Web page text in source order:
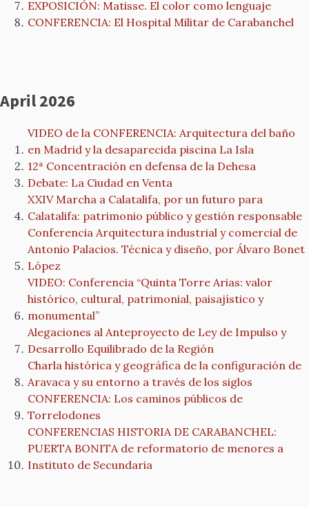
EXPOSICIÓN: Matisse. El color como lenguaje
CONFERENCIA: El Hospital Militar de Carabanchel
April 2026
VIDEO de la CONFERENCIA: Arquitectura del baño
en Madrid y la desaparecida piscina La Isla
12ª Concentración en defensa de la Dehesa
Debate: La Ciudad en Venta
XXIV Marcha a Calatalifa, por un futuro para
Calatalifa: patrimonio público y gestión responsable
Conferencia Arquitectura industrial y comercial de
Antonio Palacios. Técnica y diseño, por Álvaro Bonet
López
VIDEO: Conferencia “Quinta Torre Arias: valor
histórico, cultural, patrimonial, paisajístico y
monumental”
Alegaciones al Anteproyecto de Ley de Impulso y
Desarrollo Equilibrado de la Región
Charla histórica y geográfica de la configuración de
Aravaca y su entorno a través de los siglos
CONFERENCIA: Los caminos públicos de
Torrelodones
CONFERENCIAS HISTORIA DE CARABANCHEL:
PUERTA BONITA de reformatorio de menores a
Instituto de Secundaria